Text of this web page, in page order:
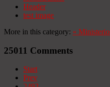
Header
test image
More in this category: «
25011 Comments
Start
Prev